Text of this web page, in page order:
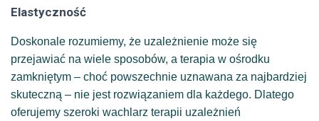
Elastyczność
Doskonale rozumiemy, że uzależnienie może się
przejawiać na wiele sposobów, a terapia w ośrodku
zamkniętym – choć powszechnie uznawana za najbardziej
skuteczną – nie jest rozwiązaniem dla każdego. Dlatego
oferujemy szeroki wachlarz terapii uzależnień